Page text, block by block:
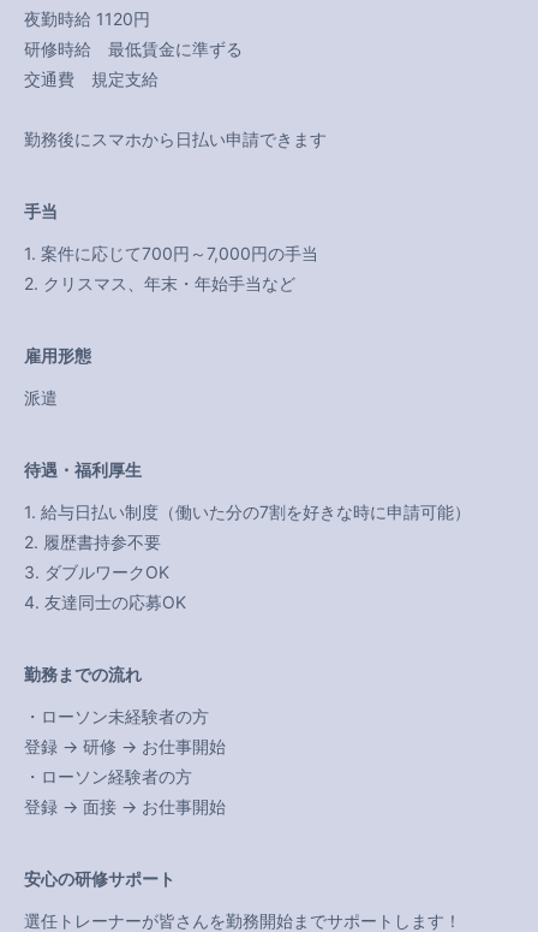
夜勤時給 1120円
研修時給 最低賃金に準ずる
交通費 規定支給
勤務後にスマホから日払い申請できます
手当
1. 案件に応じて700円～7,000円の手当
2. クリスマス、年末・年始手当など
雇用形態
派遣
待遇・福利厚生
1. 給与日払い制度（働いた分の7割を好きな時に申請可能）
2. 履歴書持参不要
3. ダブルワークOK
4. 友達同士の応募OK
勤務までの流れ
・ローソン未経験者の方
登録 → 研修 → お仕事開始
・ローソン経験者の方
登録 → 面接 → お仕事開始
安心の研修サポート
選任トレーナーが皆さんを勤務開始までサポートします！